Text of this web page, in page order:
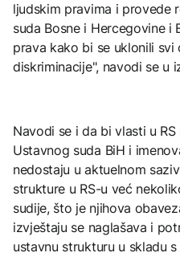
ljudskim pravima i provede
suda Bosne i Hercegovine i
prava kako bi se uklonili svi
diskriminacije", navodi se u
Navodi se i da bi vlasti u
Ustavnog suda BiH i
nedostaju u aktuelnom
strukture u RS-u već
sudije, što je njihova
izvještaju se naglašava i
ustavnu strukturu u skladu